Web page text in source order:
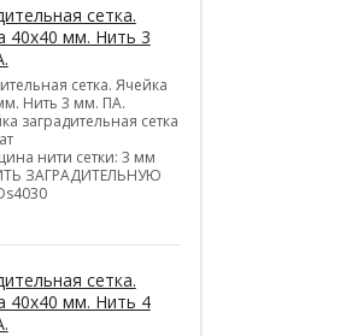
сетка.
40х40 мм. Нить 3
сетка. Ячейка
Нить 3 мм. ПА.
заградительная сетка
нити сетки: 3 мм
ЗАГРАДИТЕЛЬНУЮ
сетка.
40х40 мм. Нить 4